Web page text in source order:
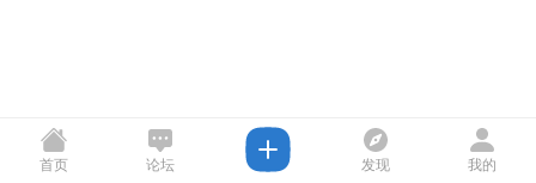
首页 论坛 发现 我的